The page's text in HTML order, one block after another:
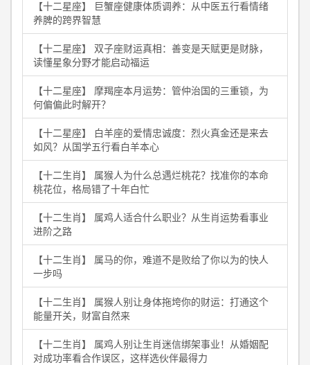
【十二星座】 巨蟹座健康体质调养：从中医五行看情绪
养脾的跨界智慧
【十二星座】 双子座财运真相：善变是天赋更是财脉，
读懂星象分野才能启动福运
【十二星座】 摩羯座本月运势：管仲治国的三重锁，为
何偏偏此时解开？
【十二星座】 白羊座的爱情忠诚度：烈火真金还是来去
如风？从国学五行看白羊本心
【十二生肖】 属猴人为什么总遇烂桃花？找准你的本命
桃花位，格局错了十年白忙
【十二生肖】 属鸡人适合什么职业？从生肖运势看事业
进阶之路
【十二生肖】 属马的你，难道不是败给了你以为的快人
一步吗
【十二生肖】 属猴人别让身体拖垮你的财运：打通这个
能量开关，财富自然来
【十二生肖】 属鸡人别让生肖迷信绑架事业！从婚姻配
对成功率看合作误区，这样选伙伴最得力